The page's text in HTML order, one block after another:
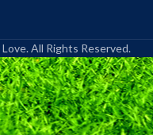
All Rights Reserved.